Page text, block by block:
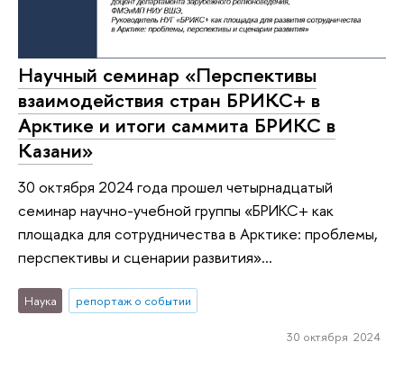
Научный семинар «Перспективы
взаимодействия стран БРИКС+ в
Арктике и итоги саммита БРИКС в
Казани»
30 октября 2024 года прошел четырнадцатый
семинар научно-учебной группы «БРИКС+ как
площадка для сотрудничества в Арктике: проблемы,
перспективы и сценарии развития»...
Наука репортаж о событии
30 октября 2024